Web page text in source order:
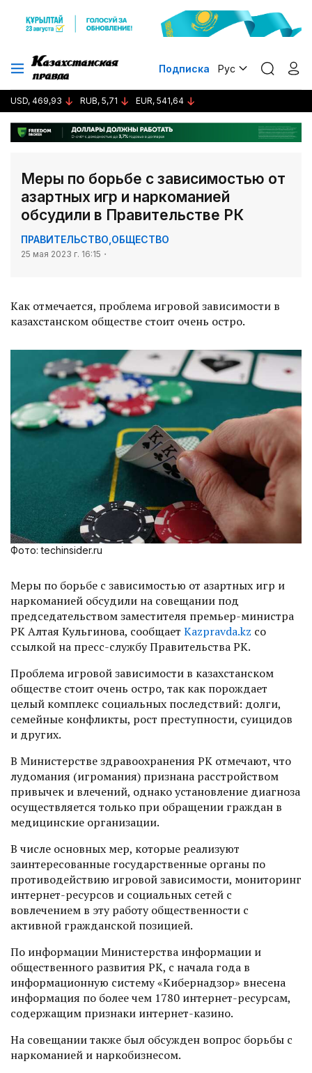
Подписка Рус
USD, 469,93 RUB, 5,71 EUR, 541,64
Меры по борьбе с зависимостью от
азартных игр и наркоманией
обсудили в Правительстве РК
ПРАВИТЕЛЬСТВО ОБЩЕСТВО
25 мая 2023 г. 16:15
Как отмечается, проблема игровой зависимости в
казахстанском обществе стоит очень остро.
Фото: techinsider.ru
Меры по борьбе с зависимостью от азартных игр и
наркоманией обсудили на совещании под
председательством заместителя премьер-министра
РК Алтая Кульгинова, сообщает Kazpravda.kz со
ссылкой на пресс-службу Правительства РК.
Проблема игровой зависимости в казахстанском
обществе стоит очень остро, так как порождает
целый комплекс социальных последствий: долги,
семейные конфликты, рост преступности, суицидов
и других.
В Министерстве здравоохранения РК отмечают, что
лудомания (игромания) признана расстройством
привычек и влечений, однако установление диагноза
осуществляется только при обращении граждан в
медицинские организации.
В числе основных мер, которые реализуют
заинтересованные государственные органы по
противодействию игровой зависимости, мониторинг
интернет-ресурсов и социальных сетей с
вовлечением в эту работу общественности с
активной гражданской позицией.
По информации Министерства информации и
общественного развития РК, с начала года в
информационную систему «Кибернадзор» внесена
информация по более чем 1780 интернет-ресурсам,
содержащим признаки интернет-казино.
На совещании также был обсужден вопрос борьбы с
наркоманией и наркобизнесом.